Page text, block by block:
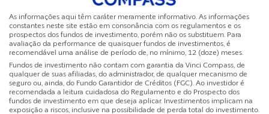
As informações aqui têm caráter meramente informativo. As informações
constantes neste site estão em consonância com os regulamentos e os
prospectos dos fundos de investimento, porém não os substituem. Para
avaliação da performance de quaisquer fundos de investimentos, é
recomendável uma análise de período de, no mínimo, 12 (doze) meses.
Fundos de investimento não contam com garantia da Vinci Compass, de
qualquer de suas afiliadas, do administrador, de qualquer mecanismo de
seguro ou, ainda, do Fundo Garantidor de Créditos (FGC). Ao investidor é
recomendada a leitura cuidadosa do Regulamento e do Prospecto dos
fundos de investimento em que deseja aplicar. Investimentos implicam na
exposição a riscos, inclusive na possibilidade de perda total do investimento.